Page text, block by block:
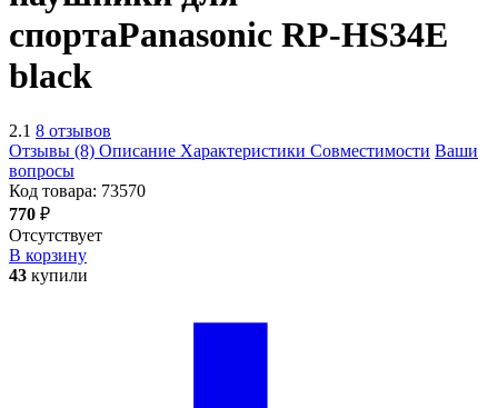
спортаPanasonic RP-HS34E
black
2.1 8 отзывов
Отзывы (8) Описание Характеристики Совместимости Ваши
вопросы
Код товара: 73570
770 ₽
Отсутствует
В корзину
43 купили